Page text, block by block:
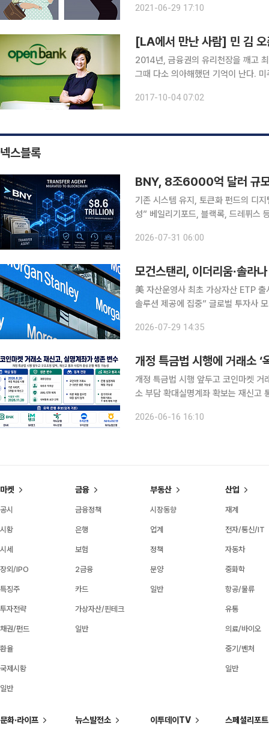
2021-06-29 17:10
[LA에서 만난 사람] 민 김 오
2014년, 금융권의 유리천장을 깨고
그때 다소 의아해했던 기억이 난다.
행장. 그녀는 미주 한인 은행가의 대모
2017-10-04 07:02
넥스블록
기존 시스템 유지, 토큰화 펀드의 디
성” 베일리기포드, 블랙록, 드레퓌스
이 블록체인에서 핵심 기록 보관 업무
2026-07-31 06:00
모건스탠리, 이더리움∙솔라
美 자산운영사 최초 가상자산 ETP
솔루션 제공에 집중” 글로벌 투자사 모건스탠리가 가상자산 포트폴리오를 확장했다. 미국 코인텔레
다고 전했다. 펀드 포트폴리오를 비트
2026-07-29 14:35
개정 특금법 시행에 거래소 ‘
개정 특금법 시행 앞두고 코인마켓
소 부담 확대실명계좌 확보는 재신고 통과 이후에
금융정보법이 8월 20일부터 시행될
2026-06-16 16:10
마켓
공시
시황
시세
장외/IPO
특징주
투자전략
채권/펀드
환율
국제시황
일반
금융
금융정책
은행
보험
2금융
카드
가상자산/핀테크
일반
부동산
시장동향
업계
정책
분양
일반
산업
재계
전자/통신/IT
자동차
중화학
항공/물류
유통
의료/바이오
중기/벤처
일반
문화·라이프 뉴스발전소 이투데이TV 스페셜리포트